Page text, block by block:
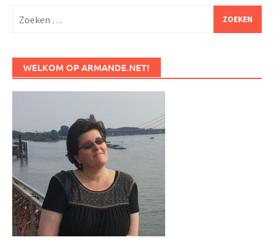
naar:
WELKOM OP ARMANDE.NET!